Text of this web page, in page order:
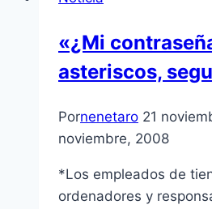
«¿Mi
asteriscos,
Pornenetaro 21
noviembre, 2008
*Los empleados de
ordenadores y